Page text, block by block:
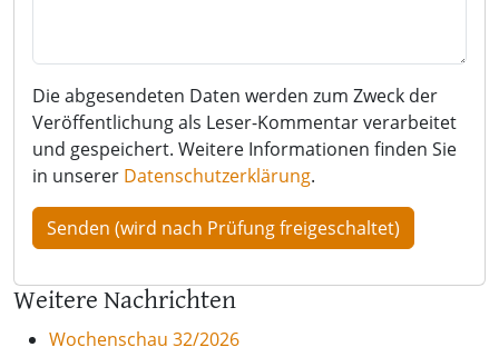
Die abgesendeten Daten werden zum Zweck der
Veröffentlichung als Leser-Kommentar verarbeitet
und gespeichert. Weitere Informationen finden Sie
in unserer Datenschutzerklärung.
Weitere Nachrichten
Wochenschau 32/2026